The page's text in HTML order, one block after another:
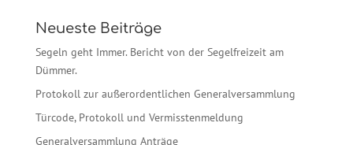
Neueste Beiträge
Segeln geht Immer. Bericht von der Segelfreizeit am
Dümmer.
Protokoll zur außerordentlichen Generalversammlung
Türcode, Protokoll und Vermisstenmeldung
Generalversammlung Anträge